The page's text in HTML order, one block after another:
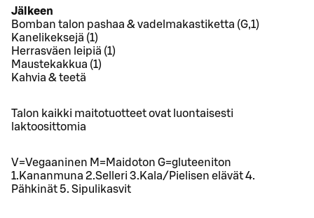
Jälkeen
Bomban talon pashaa & vadelmakastiketta (G,1)
Kanelikeksejä (1)
Herrasväen leipiä (1)
Maustekakkua (1)
Kahvia & teetä
Talon kaikki maitotuotteet ovat luontaisesti
laktoosittomia
V=Vegaaninen M=Maidoton G=gluteeniton
1.Kananmuna 2.Selleri 3.Kala/Pielisen elävät 4.
Pähkinät 5. Sipulikasvit